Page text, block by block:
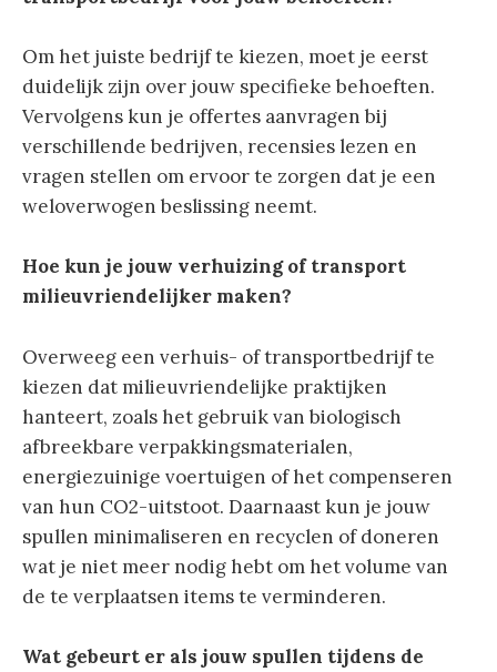
Om het juiste bedrijf te kiezen, moet je eerst
duidelijk zijn over jouw specifieke behoeften.
Vervolgens kun je offertes aanvragen bij
verschillende bedrijven, recensies lezen en
vragen stellen om ervoor te zorgen dat je een
weloverwogen beslissing neemt.
Hoe kun je jouw verhuizing of transport
milieuvriendelijker maken?
Overweeg een verhuis- of transportbedrijf te
kiezen dat milieuvriendelijke praktijken
hanteert, zoals het gebruik van biologisch
afbreekbare verpakkingsmaterialen,
energiezuinige voertuigen of het compenseren
van hun CO2-uitstoot. Daarnaast kun je jouw
spullen minimaliseren en recyclen of doneren
wat je niet meer nodig hebt om het volume van
de te verplaatsen items te verminderen.
Wat gebeurt er als jouw spullen tijdens de